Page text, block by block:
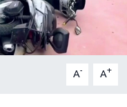
A- A+